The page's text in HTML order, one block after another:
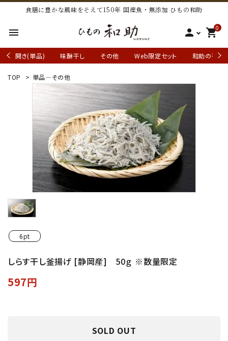
食膳に豊かな風味をそえて150年 国産魚・無添加 ひもの和助
menu person 0
shopping_cart
開き(単品) 味醂干し その他 Web限定セット 和助の干物
TOP > 単品―その他
6pt
しらす干し釜揚げ [静岡産] 50ｇ ※数量限定
597円
SOLD OUT